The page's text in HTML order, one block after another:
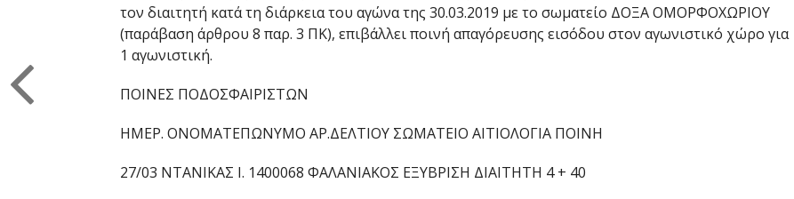
τον διαιτητή κατά τη διάρκεια του αγώνα της 30.03.2019 με το σωματείο ΔΟΞΑ ΟΜΟΡΦΟΧΩΡΙΟΥ
(παράβαση άρθρου 8 παρ. 3 ΠΚ), επιβάλλει ποινή απαγόρευσης εισόδου στον αγωνιστικό χώρο για
1 αγωνιστική.
ΠΟΙΝΕΣ ΠΟΔΟΣΦΑΙΡΙΣΤΩΝ
ΗΜΕΡ. ΟΝΟΜΑΤΕΠΩΝΥΜΟ ΑΡ.ΔΕΛΤΙΟΥ ΣΩΜΑΤΕΙΟ ΑΙΤΙΟΛΟΓΙΑ ΠΟΙΝΗ
27/03 ΝΤΑΝΙΚΑΣ Ι. 1400068 ΦΑΛΑΝΙΑΚΟΣ ΕΞΥΒΡΙΣΗ ΔΙΑΙΤΗΤΗ 4 + 40